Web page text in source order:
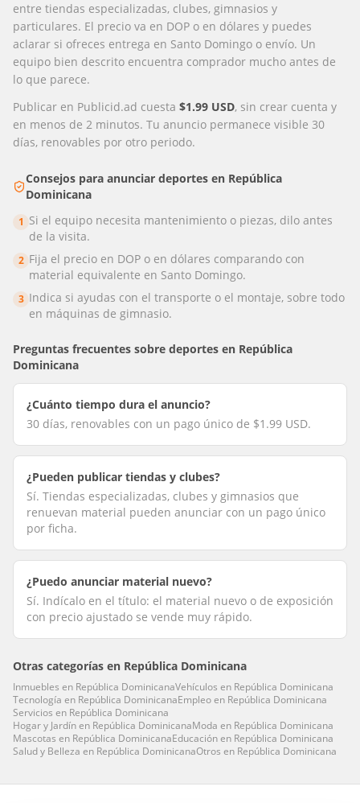
entre tiendas especializadas, clubes, gimnasios y
particulares. El precio va en DOP o en dólares y puedes
aclarar si ofreces entrega en Santo Domingo o envío. Un
equipo bien descrito encuentra comprador mucho antes de
lo que parece.
Publicar en Publicid.ad cuesta $1.99 USD, sin crear cuenta y
en menos de 2 minutos. Tu anuncio permanece visible 30
días, renovables por otro periodo.
Consejos para anunciar deportesen República
Dominicana
1 Si el equipo necesita mantenimiento o piezas, dilo antes
de la visita.
2 Fija el precio en DOP o en dólares comparando con
material equivalente en Santo Domingo.
3 Indica si ayudas con el transporte o el montaje, sobre todo
en máquinas de gimnasio.
Preguntas frecuentes sobre deportes en República
Dominicana
¿Cuánto tiempo dura el anuncio?
30 días, renovables con un pago único de $1.99 USD.
¿Pueden publicar tiendas y clubes?
Sí. Tiendas especializadas, clubes y gimnasios que
renuevan material pueden anunciar con un pago único
por ficha.
¿Puedo anunciar material nuevo?
Sí. Indícalo en el título: el material nuevo o de exposición
con precio ajustado se vende muy rápido.
Otras categorías en República Dominicana
Inmuebles en República DominicanaVehículos en República Dominicana
Tecnología en República DominicanaEmpleoen República Dominicana
Servicios en República Dominicana
Hogar y Jardínen República DominicanaModa en República Dominicana
Mascotas en República DominicanaEducaciónen República Dominicana
Salud y Belleza en República DominicanaOtros en República Dominicana